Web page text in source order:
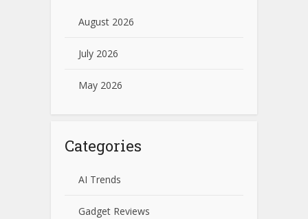
August 2026
July 2026
May 2026
Categories
AI Trends
Gadget Reviews